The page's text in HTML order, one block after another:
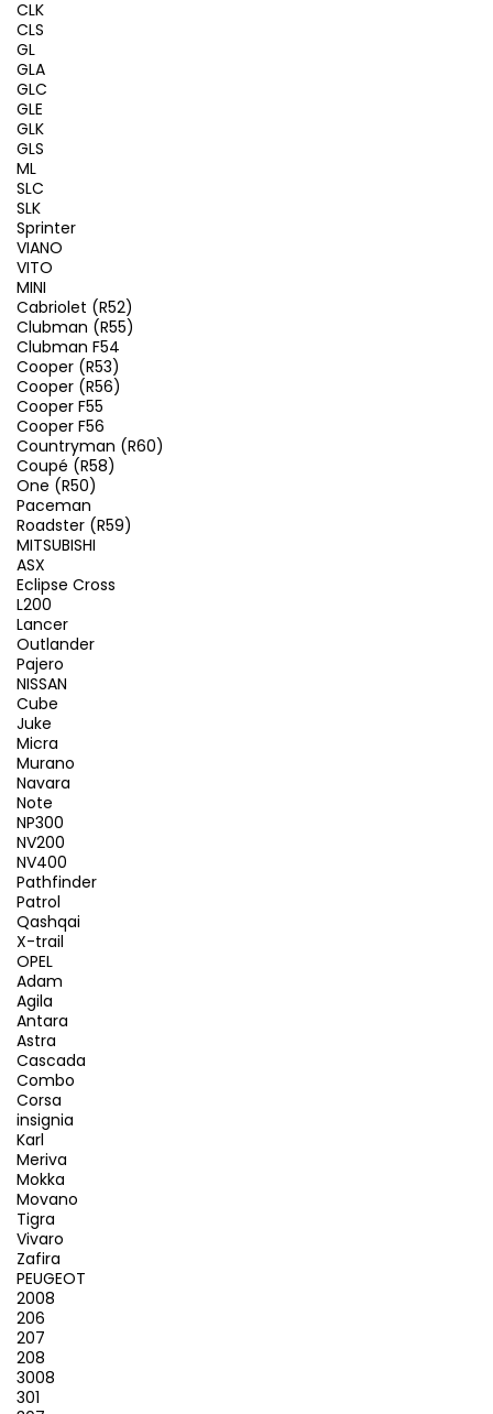
CLK
CLS
GL
GLA
GLC
GLE
GLK
GLS
ML
SLC
SLK
Sprinter
VIANO
VITO
MINI
Cabriolet (R52)
Clubman (R55)
Clubman F54
Cooper (R53)
Cooper (R56)
Cooper F55
Cooper F56
Countryman (R60)
Coupé (R58)
One (R50)
Paceman
Roadster (R59)
MITSUBISHI
ASX
Eclipse Cross
L200
Lancer
Outlander
Pajero
NISSAN
Cube
Juke
Micra
Murano
Navara
Note
NP300
NV200
NV400
Pathfinder
Patrol
Qashqai
X-trail
OPEL
Adam
Agila
Antara
Astra
Cascada
Combo
Corsa
insignia
Karl
Meriva
Mokka
Movano
Tigra
Vivaro
Zafira
PEUGEOT
2008
206
207
208
3008
301